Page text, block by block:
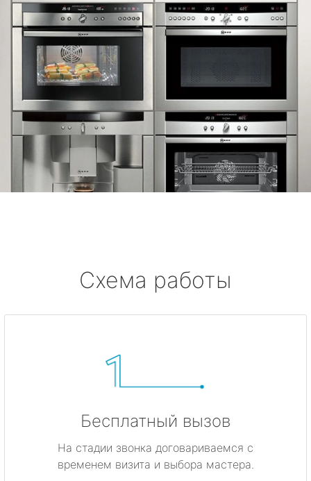
Схема работы
Бесплатный вызов
На стадии звонка договариваемся с
временем визита и выбора мастера.